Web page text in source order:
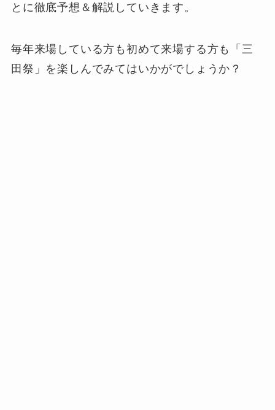
とに徹底予想＆解説していきます。
毎年来場している方も初めて来場する方も「三
田祭」を楽しんでみてはいかがでしょうか？